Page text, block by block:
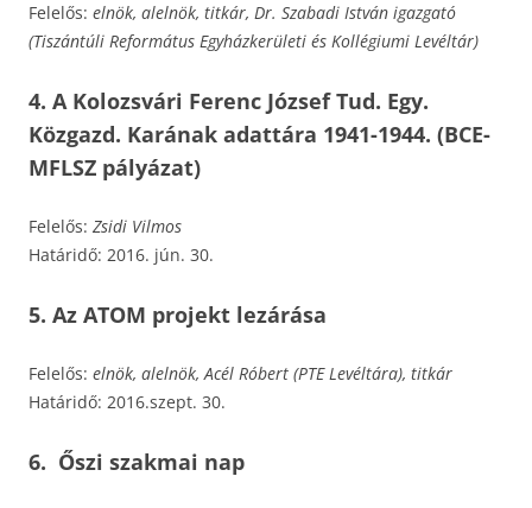
Felelős: elnök, alelnök, titkár, Dr. Szabadi István igazgató
(Tiszántúli Református Egyházkerületi és Kollégiumi Levéltár)
4. A Kolozsvári Ferenc József Tud. Egy.
Közgazd. Karának adattára 1941-1944. (BCE-
MFLSZ pályázat)
Felelős: Zsidi Vilmos
Határidő: 2016. jún. 30.
5. Az ATOM projekt lezárása
Felelős: elnök, alelnök, Acél Róbert (PTE Levéltára), titkár
Határidő: 2016.szept. 30.
6. Őszi szakmai nap